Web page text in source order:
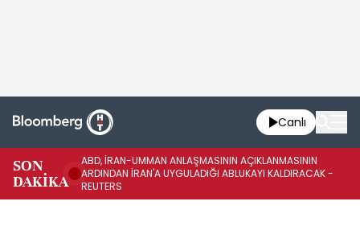
Canlı
SON
DAKİKA
ABD, İRAN-UMMAN ANLAŞMASININ AÇIKLANMASININ
ARDINDAN İRAN'A UYGULADIĞI ABLUKAYI KALDIRACAK -
REUTERS